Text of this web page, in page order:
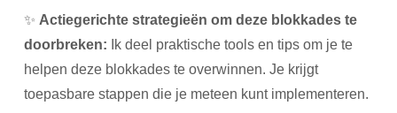
✨ Actiegerichte strategieën om deze blokkades te
doorbreken:
Ik deel praktische tools en tips om je te
helpen deze blokkades te overwinnen. Je krijgt
toepasbare stappen die je meteen kunt implementeren.